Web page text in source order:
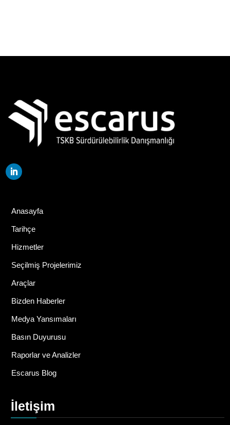
Anasayfa
Tarihçe
Hizmetler
Seçilmiş Projelerimiz
Araçlar
Bizden Haberler
Medya Yansımaları
Basın Duyurusu
Raporlar ve Analizler
Escarus Blog
İletişim